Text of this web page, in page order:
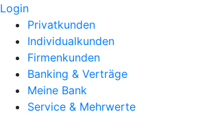
Login
Privatkunden
Individualkunden
Firmenkunden
Banking & Verträge
Meine Bank
Service & Mehrwerte